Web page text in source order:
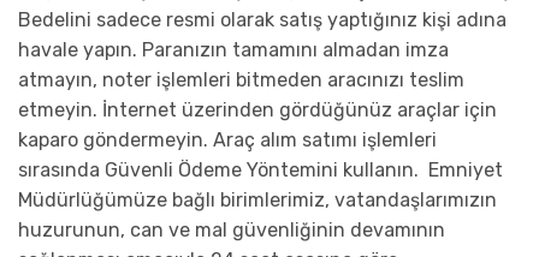
Bedelini sadece resmi olarak satış yaptığınız kişi adına
havale yapın. Paranızın tamamını almadan imza
atmayın, noter işlemleri bitmeden aracınızı teslim
etmeyin. İnternet üzerinden gördüğünüz araçlar için
kaparo göndermeyin. Araç alım satımı işlemleri
sırasında Güvenli Ödeme Yöntemini kullanın. Emniyet
Müdürlüğümüze bağlı birimlerimiz, vatandaşlarımızın
huzurunun, can ve mal güvenliğinin devamının